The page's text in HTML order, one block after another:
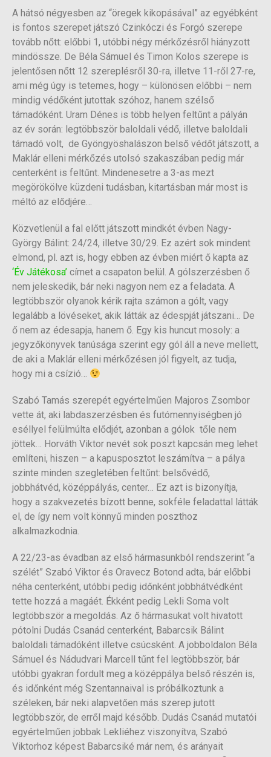
A hátsó négyesben az “öregek kikopásával” az egyébként
is fontos szerepet játszó Czinkóczi és Forgó szerepe
tovább nőtt: előbbi 1, utóbbi négy mérkőzésről hiányzott
mindössze. De Béla Sámuel és Timon Kolos szerepe is
jelentősen nőtt 12 szereplésről 30-ra, illetve 11-ről 27-re,
ami még úgy is tetemes, hogy – különösen előbbi – nem
mindig védőként jutottak szóhoz, hanem szélső
támadóként. Uram Dénes is több helyen feltűnt a pályán
az év során: legtöbbször baloldali védő, illetve baloldali
támadó volt, de Gyöngyöshalászon belső védőt játszott, a
Maklár elleni mérkőzés utolsó szakaszában pedig már
centerként is feltűnt. Mindenesetre a 3-as mezt
megörökölve küzdeni tudásban, kitartásban már most is
méltó az elődjére…
Közvetlenül a fal előtt játszott mindkét évben Nagy-
György Bálint: 24/24, illetve 30/29. Ez azért sok mindent
elmond, pl. azt is, hogy ebben az évben miért ő kapta az
‘Év Játékosa’ címet a csapaton belül. A gólszerzésben ő
nem jeleskedik, bár neki nagyon nem ez a feladata. A
legtöbbször olyanok kérik rajta számon a gólt, vagy
legalább a lövéseket, akik látták az édespját játszani… De
ő nem az édesapja, hanem ő. Egy kis huncut mosoly: a
jegyzőkönyvek tanúsága szerint egy gól áll a neve mellett,
de aki a Maklár elleni mérkőzésen jól figyelt, az tudja,
hogy mi a csízió…
Szabó Tamás szerepét egyértelműen Majoros Zsombor
vette át, aki labdaszerzésben és futómennyiségben jó
eséllyel felülmúlta elődjét, azonban a gólok tőle nem
jöttek… Horváth Viktor nevét sok poszt kapcsán meg lehet
említeni, hiszen – a kapusposztot leszámítva – a pálya
szinte minden szegletében feltűnt: belsővédő,
jobbhátvéd, középpályás, center… Ez azt is bizonyítja,
hogy a szakvezetés bízott benne, sokféle feladattal látták
el, de így nem volt könnyű minden poszthoz
alkalmazkodnia.
A 22/23-as évadban az első hármasunkból rendszerint “a
szélét” Szabó Viktor és Oravecz Botond adta, bár előbbi
néha centerként, utóbbi pedig időnként jobbhátvédként
tette hozzá a magáét. Ékként pedig Lekli Soma volt
legtöbbször a megoldás. Az ő hármasukat volt hivatott
pótolni Dudás Csanád centerként, Babarcsik Bálint
baloldali támadóként illetve csúcsként. A jobboldalon Béla
Sámuel és Nádudvari Marcell tűnt fel legtöbbször, bár
utóbbi gyakran fordult meg a középpálya belső részén is,
és időnként még Szentannaival is próbálkoztunk a
széleken, bár neki alapvetően más szerep jutott
legtöbbször, de erről majd később. Dudás Csanád mutatói
egyértelműen jobbak Lekliéhez viszonyítva, Szabó
Viktorhoz képest Babarcsiké már nem, és arányait